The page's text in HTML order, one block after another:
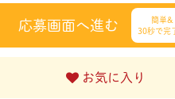
応募画面へ進む
簡単&
30秒で完
お気に入り